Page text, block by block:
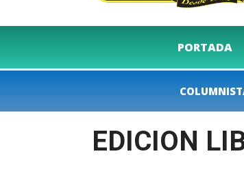
PORTADA
EDICION